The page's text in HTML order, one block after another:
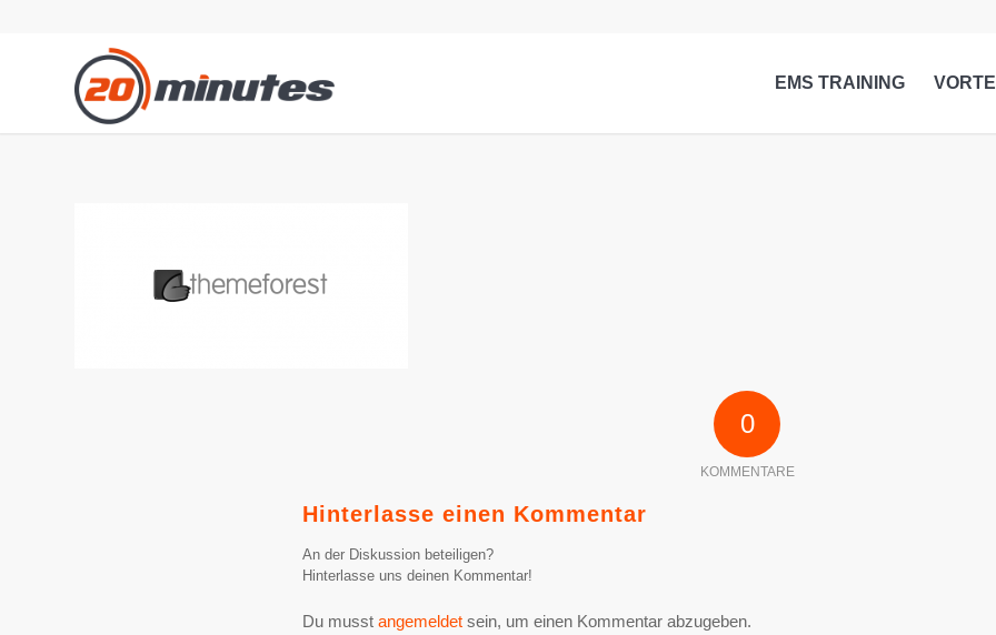
EMS TRAINING
0
KOMMENTARE
Hinterlasse einen Kommentar
An der Diskussion beteiligen?
Hinterlasse uns deinen Kommentar!
Du musst angemeldet sein, um einen Kommentar abzugeben.